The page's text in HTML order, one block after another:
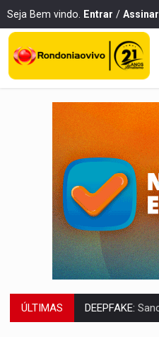
Seja Bem vindo. Entrar / Assinar
ÚLTIMAS COLEGIADO: